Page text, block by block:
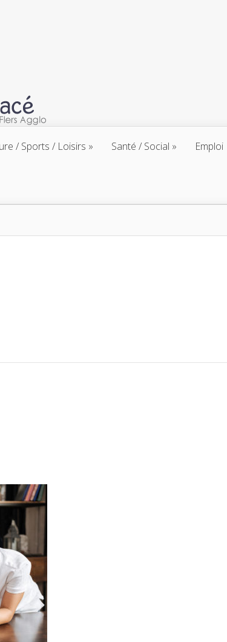
/ Sports / Loisirs Santé / Social Emploi